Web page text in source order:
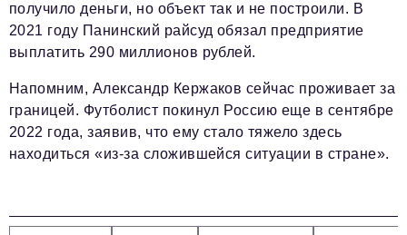
получило деньги, но объект так и не построили. В
2021 году Панинский райсуд обязал предприятие
выплатить 290 миллионов рублей.
Напомним, Александр Кержаков сейчас проживает за
границей. Футболист покинул Россию еще в сентябре
2022 года, заявив, что ему стало тяжело здесь
находиться «из-за сложившейся ситуации в стране».